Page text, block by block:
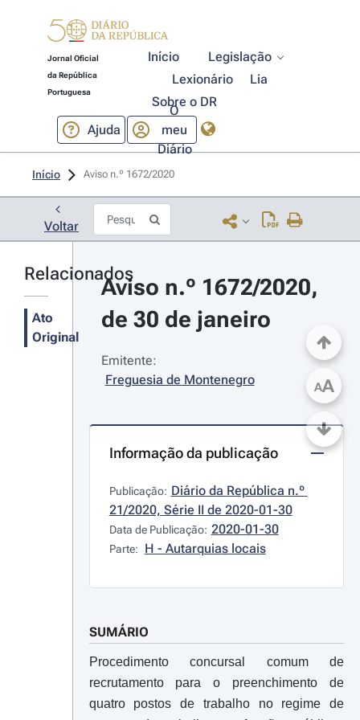
Jornal Oficial
da República
Portuguesa
Início
Legislação
Lexionário
Lia
Sobre o DR
Ajuda
O
meu
Diário
Início Aviso n.º 1672/2020
Voltar
Relacionados
Ato
Original
Aviso n.º 1672/2020,
de 30 de janeiro
Emitente:
Freguesia de Montenegro
Informação da publicação
Publicação: Diário da República n.º
21/2020, Série II de 2020-01-30
Data de Publicação: 2020-01-30
Parte: H - Autarquias locais
SUMÁRIO
Procedimento concursal comum de
recrutamento para o preenchimento de
quatro postos de trabalho no regime de
AA